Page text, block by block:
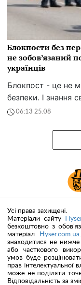
Блокпости без
не зобов’язаний
українців
Блокпост - це не
безпеки. І знання
06:13 25.08
Усі права захищені.
Матеріали сайту
безкоштовно з
матеріал
Hyser.com.ua
знаходитися не
або часткового
умов буде
прав інтелектуальної
може не поділяти
Відповідальність за